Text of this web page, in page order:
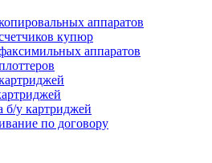
аппаратов
купюр
аппаратов
б/у картриджей
по договору